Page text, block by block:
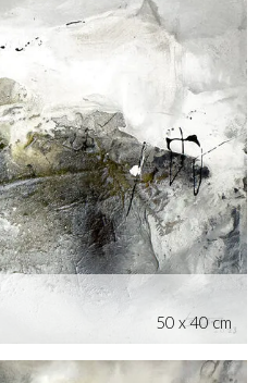
50 x 40 cm